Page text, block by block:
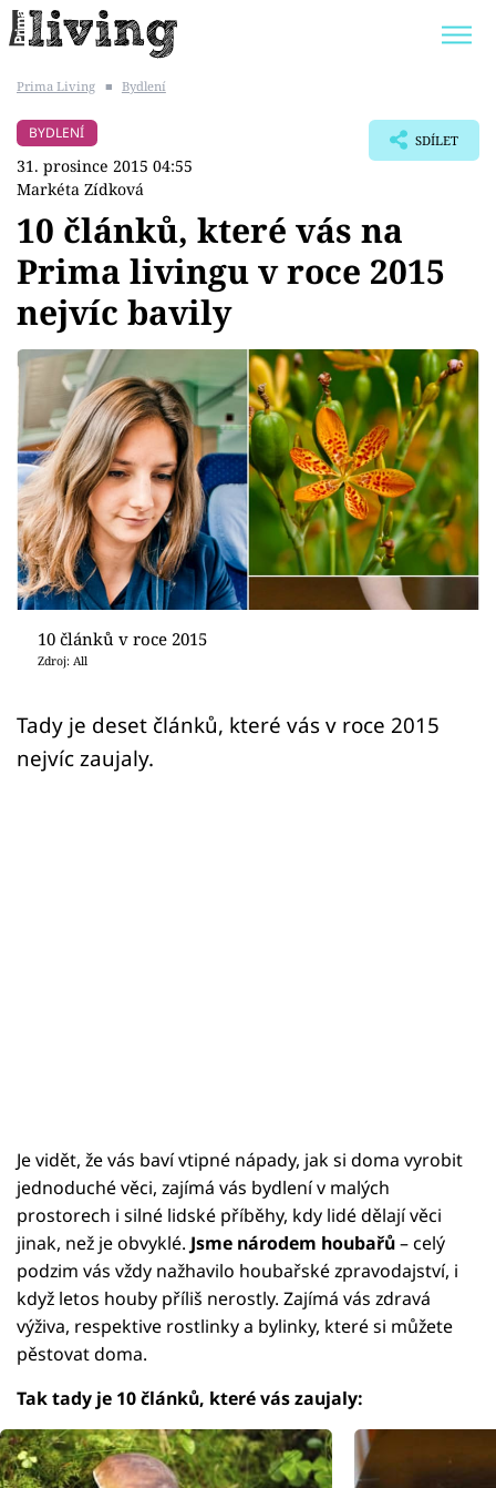
BYDLENÍ SLAVNÝCH
Témata
Bydlení
Zahrada
Design
Sledujte prima+
Přihlášení
Sledujte nás
Prima Living ■ Bydlení
BYDLENÍ
31. prosince 2015 04:55
Markéta Zídková
SDÍLET
10 článků, které vás na
Prima livingu v roce 2015
nejvíc bavily
10 článků v roce 2015
Zdroj: All
Tady je deset článků, které vás v roce 2015
nejvíc zaujaly.
Je vidět, že vás baví vtipné nápady, jak si doma vyrobit
jednoduché věci, zajímá vás bydlení v malých
prostorech i silné lidské příběhy, kdy lidé dělají věci
jinak, než je obvyklé. Jsme národem houbařů– celý
podzim vás vždy nažhavilo houbařské zpravodajství, i
když letos houby příliš nerostly. Zajímá vás zdravá
výživa, respektive rostlinky a bylinky, které si můžete
pěstovat doma.
Tak tady je 10 článků, které vás zaujaly: